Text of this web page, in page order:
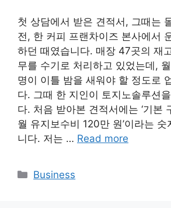
첫 상담에서 받은 견적서, 그때는
전, 한 커피 프랜차이즈 본사에서
하던 때였습니다. 매장 47곳의 재
무를 수기로 처리하고 있었는데,
명이 이틀 밤을 새워야 할 정도로
다. 그때 한 지인이 토지노솔루션
다. 처음 받아본 견적서에는 ‘기본
월 유지보수비 120만 원’이라는
니다. 저는 … Read more
Categories
Business